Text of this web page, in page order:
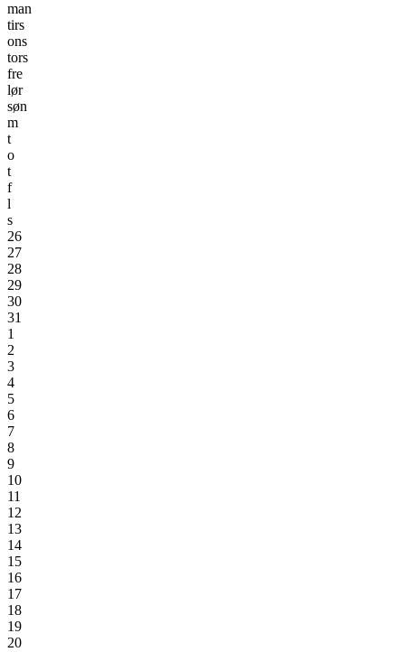
man
tirs
ons
tors
fre
lør
søn
m
t
o
t
f
l
s
26
27
28
29
30
31
1
2
3
4
5
6
7
8
9
10
11
12
13
14
15
16
17
18
19
20